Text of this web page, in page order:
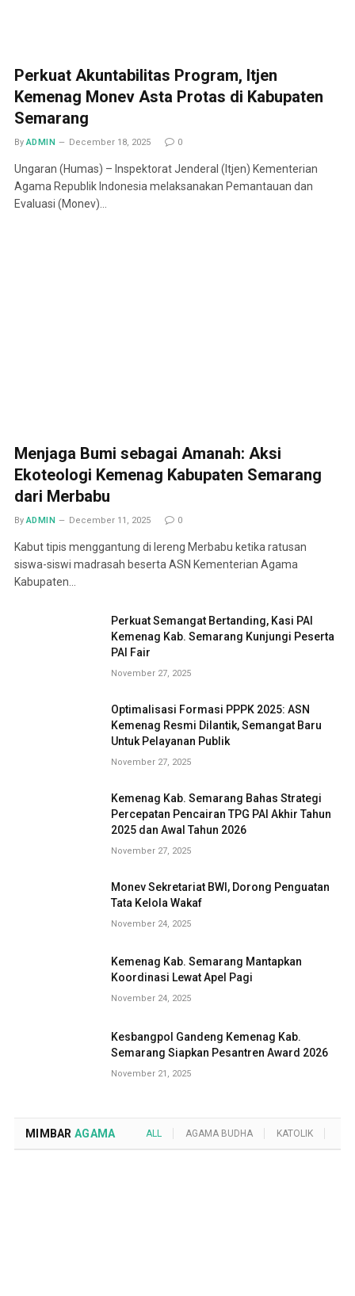
Perkuat Akuntabilitas Program, Itjen
Kemenag Monev Asta Protas di Kabupaten
Semarang
By ADMIN December 18, 2025 0
Ungaran (Humas) – Inspektorat Jenderal (Itjen) Kementerian
Agama Republik Indonesia melaksanakan Pemantauan dan
Evaluasi (Monev)…
Menjaga Bumi sebagai Amanah: Aksi
Ekoteologi Kemenag Kabupaten Semarang
dari Merbabu
By ADMIN December 11, 2025 0
Kabut tipis menggantung di lereng Merbabu ketika ratusan
siswa-siswi madrasah beserta ASN Kementerian Agama
Kabupaten…
Perkuat Semangat Bertanding, Kasi PAI
Kemenag Kab. Semarang Kunjungi Peserta
PAI Fair
November 27, 2025
Optimalisasi Formasi PPPK 2025: ASN
Kemenag Resmi Dilantik, Semangat Baru
Untuk Pelayanan Publik
November 27, 2025
Kemenag Kab. Semarang Bahas Strategi
Percepatan Pencairan TPG PAI Akhir Tahun
2025 dan Awal Tahun 2026
November 27, 2025
Monev Sekretariat BWI, Dorong Penguatan
Tata Kelola Wakaf
November 24, 2025
Kemenag Kab. Semarang Mantapkan
Koordinasi Lewat Apel Pagi
November 24, 2025
Kesbangpol Gandeng Kemenag Kab.
Semarang Siapkan Pesantren Award 2026
November 21, 2025
MIMBAR AGAMA ALL AGAMA BUDHA KATOLIK